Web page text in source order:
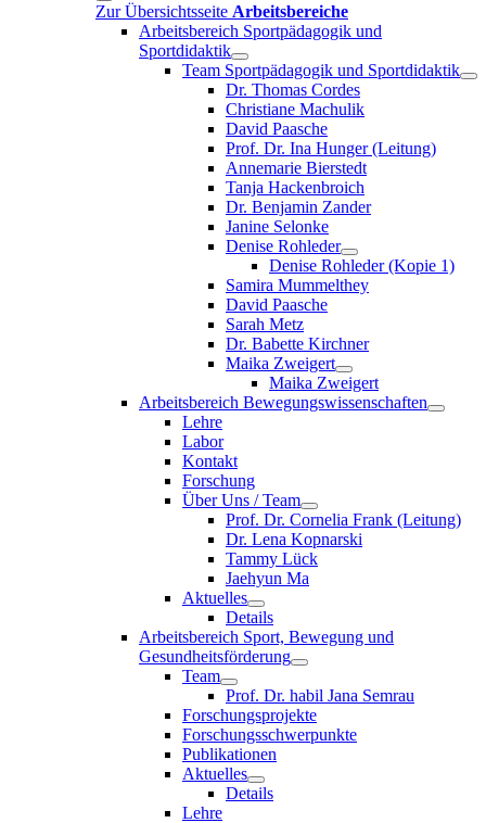
Zur Übersichtsseite Arbeitsbereiche
Arbeitsbereich Sportpädagogik und
Sportdidaktik
Team Sportpädagogik und Sportdidaktik
Dr. Thomas Cordes
Christiane Machulik
David Paasche
Prof. Dr. Ina Hunger (Leitung)
Annemarie Bierstedt
Tanja Hackenbroich
Dr. Benjamin Zander
Janine Selonke
Denise Rohleder
Denise Rohleder (Kopie 1)
Samira Mummelthey
David Paasche
Sarah Metz
Dr. Babette Kirchner
Maika Zweigert
Maika Zweigert
Arbeitsbereich Bewegungswissenschaften
Lehre
Labor
Kontakt
Forschung
Über Uns / Team
Prof. Dr. Cornelia Frank (Leitung)
Dr. Lena Kopnarski
Tammy Lück
Jaehyun Ma
Aktuelles
Details
Arbeitsbereich Sport, Bewegung und
Gesundheitsförderung
Team
Prof. Dr. habil Jana Semrau
Forschungsprojekte
Forschungsschwerpunkte
Publikationen
Aktuelles
Details
Lehre